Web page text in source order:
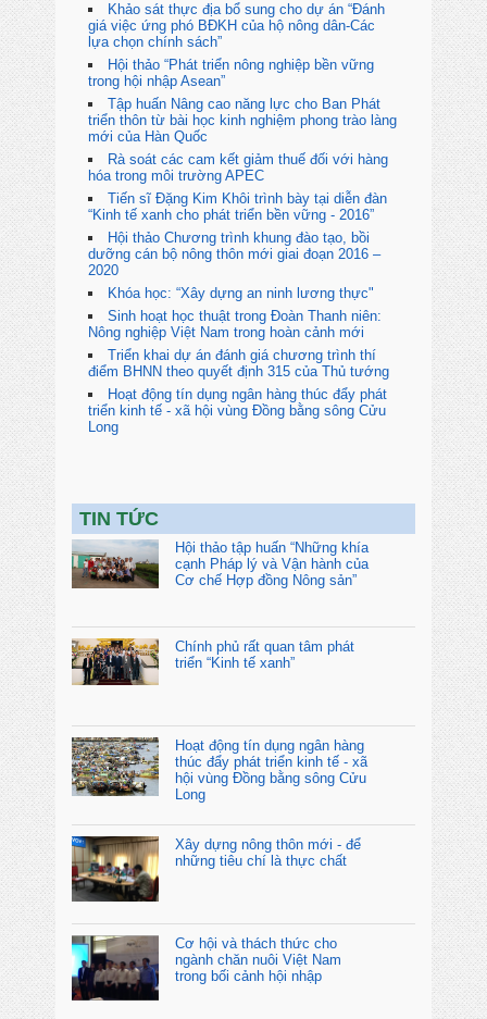
Khảo sát thực địa bổ sung cho dự án “Đánh
giá việc ứng phó BĐKH của hộ nông dân-Các
lựa chọn chính sách”
Hội thảo “Phát triển nông nghiệp bền vững
trong hội nhập Asean”
Tập huấn Nâng cao năng lực cho Ban Phát
triển thôn từ bài học kinh nghiệm phong trào làng
mới của Hàn Quốc
Rà soát các cam kết giảm thuế đối với hàng
hóa trong môi trường APEC
Tiến sĩ Đặng Kim Khôi trình bày tại diễn đàn
“Kinh tế xanh cho phát triển bền vững - 2016”
Hội thảo Chương trình khung đào tạo, bồi
dưỡng cán bộ nông thôn mới giai đoạn 2016 –
2020
Khóa học: “Xây dựng an ninh lương thực"
Sinh hoạt học thuật trong Đoàn Thanh niên:
Nông nghiệp Việt Nam trong hoàn cảnh mới
Triển khai dự án đánh giá chương trình thí
điểm BHNN theo quyết định 315 của Thủ tướng
Hoạt động tín dụng ngân hàng thúc đẩy phát
triển kinh tế - xã hội vùng Đồng bằng sông Cửu
Long
TIN TỨC
Hội thảo tập huấn “Những khía
cạnh Pháp lý và Vận hành của
Cơ chế Hợp đồng Nông sản”
Chính phủ rất quan tâm phát
triển “Kinh tế xanh”
Hoạt động tín dụng ngân hàng
thúc đẩy phát triển kinh tế - xã
hội vùng Đồng bằng sông Cửu
Long
Xây dựng nông thôn mới - để
những tiêu chí là thực chất
Cơ hội và thách thức cho
ngành chăn nuôi Việt Nam
trong bối cảnh hội nhập